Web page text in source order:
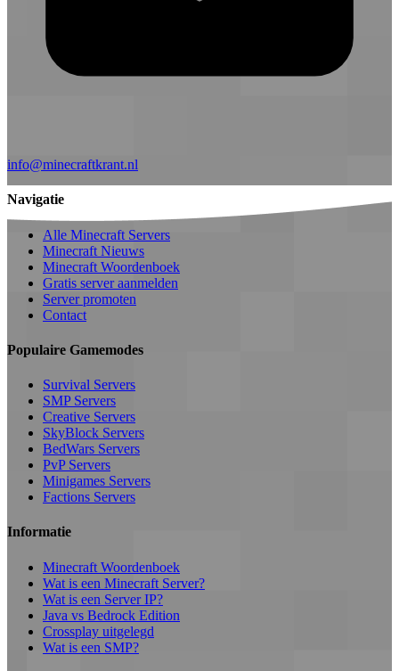
info@minecraftkrant.nl
Navigatie
Alle Minecraft Servers
Minecraft Nieuws
Minecraft Woordenboek
Gratis server aanmelden
Server promoten
Contact
Populaire Gamemodes
Survival Servers
SMP Servers
Creative Servers
SkyBlock Servers
BedWars Servers
PvP Servers
Minigames Servers
Factions Servers
Informatie
Minecraft Woordenboek
Wat is een Minecraft Server?
Wat is een Server IP?
Java vs Bedrock Edition
Crossplay uitgelegd
Wat is een SMP?